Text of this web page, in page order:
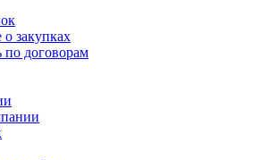
закупках
по договорам